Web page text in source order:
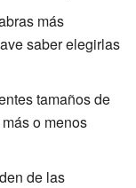
más
saber elegirlas
tamaños de
o menos
de las